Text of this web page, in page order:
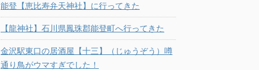
能登【恵比寿弁天神社】に行ってきた
【龍神社】石川県鳳珠郡能登町へ行ってきた
金沢駅東口の居酒屋【十三】（じゅうぞう）噂
通り鳥がウマすぎでした！